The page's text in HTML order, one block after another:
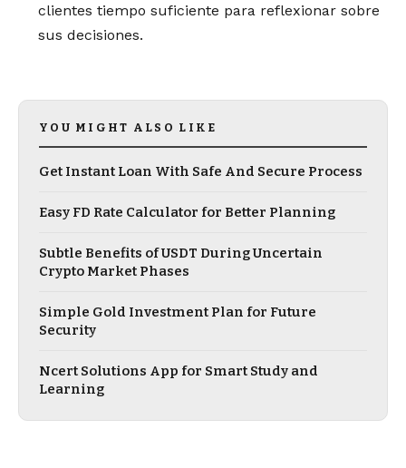
clientes tiempo suficiente para reflexionar sobre
sus decisiones.
YOU MIGHT ALSO LIKE
Get Instant Loan With Safe And Secure Process
Easy FD Rate Calculator for Better Planning
Subtle Benefits of USDT During Uncertain
Crypto Market Phases
Simple Gold Investment Plan for Future
Security
Ncert Solutions App for Smart Study and
Learning